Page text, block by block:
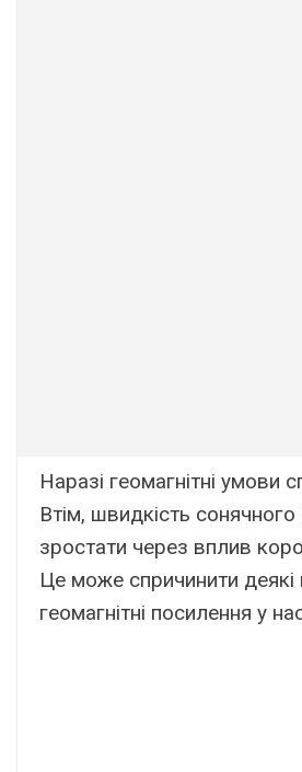
Наразі геомагнітні умови
Втім, швидкість сонячного
зростати через вплив
Це може спричинити деякі
геомагнітні посилення у